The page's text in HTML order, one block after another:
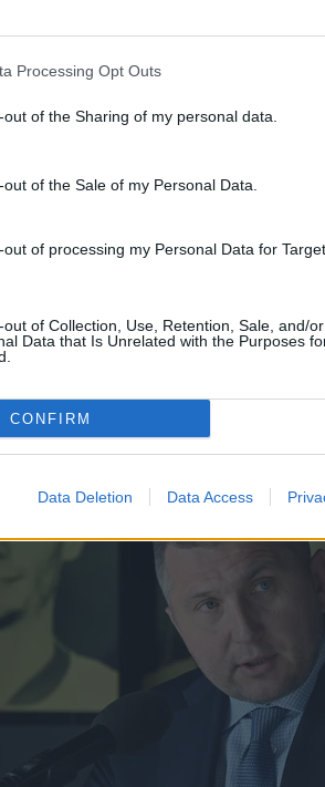
Processing Opt Outs
of the Sharing of my personal data.
of the Sale of my Personal Data.
of processing my Personal Data for
out of Collection, Use, Retention, Sale, and/
Data that Is Unrelated with the Purposes
CONFIRM
Data Deletion Data Access
Komunikat